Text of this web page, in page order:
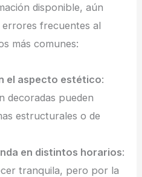
disponible, aún
errores frecuentes al
más comunes:
el aspecto estético:
decoradas pueden
estructurales o de
en distintos horarios:
tranquila, pero por la